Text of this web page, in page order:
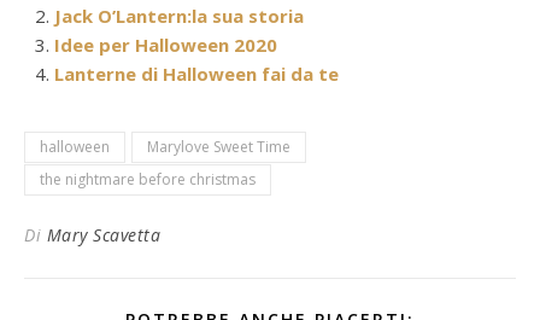
Jack O’Lantern:la sua storia
Idee per Halloween 2020
Lanterne di Halloween fai da te
halloween
Marylove Sweet Time
the nightmare before christmas
Di Mary Scavetta